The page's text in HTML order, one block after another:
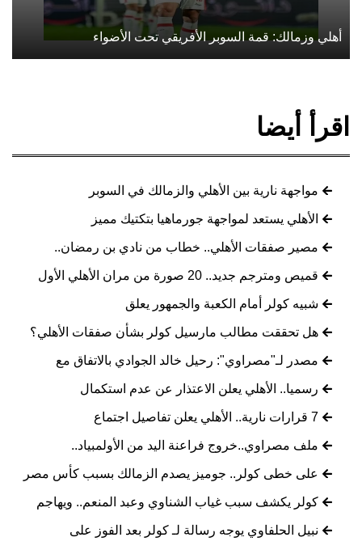
أهلي وزمالك: قمة السوبر الأفريقي تحت الأضواء
اقرأ أيضا
مواجهة نارية بين الأهلي والزمالك في السوبر
الأهلي يستعد لمواجهة جورماهيا بتكتيك مميز
مصير صفقات الأهلي.. خطاب من نادي بن رمضان..
قميص ومترجم جديد.. 20 صورة من مران الأهلي الأول
شبيه كولر أمام الكعبة والجمهور يعلق
هل تحققت مطالب مارسيل كولر بشأن صفقات الأهلي؟
مصدر لـ"مصراوي": رحيل خالد الجوادي بالاتفاق مع
رسميا.. الأهلي يعلن الاعتذار عن عدم استكمال
7 قرارات نارية.. الأهلي يعلن تفاصيل اجتماع
ملف مصراوي..خروج فراعنة اليد من الأولمبياد..
على خطى كولر.. جوميز يصدم الزمالك بسبب كأس مصر
كولر يكشف سبب غياب الشناوي وعبد المنعم.. ويهاجم
نبيل الحلفاوي يوجه رسالة لـ كولر بعد الفوز على